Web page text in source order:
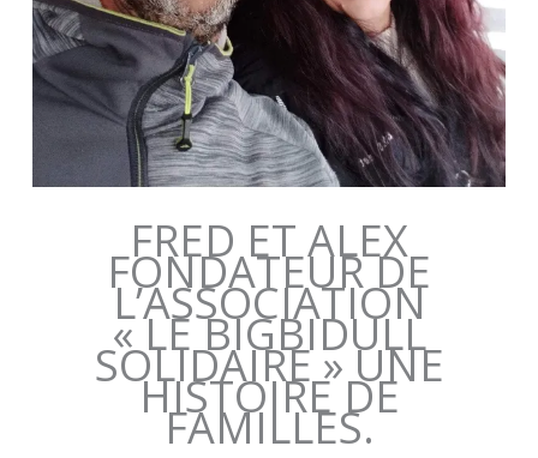
FRED ET ALEX
FONDATEUR DE
L’ASSOCIATION
« LE BIGBIDULL
SOLIDAIRE » UNE
HISTOIRE DE
FAMILLES.